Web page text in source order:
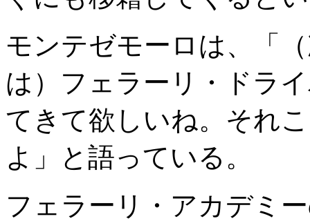
モンテゼモーロは、「
は）フェラーリ・ドラ
てきて欲しいね。それ
よ」と語っている。
フェラーリ・アカデミ